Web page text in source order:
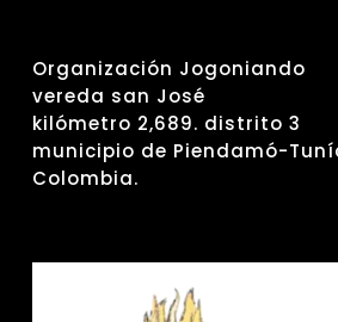
Organización Jogoniando
vereda san José
kilómetro 2,689. distrito 3
municipio de Piendamó-
Colombia.